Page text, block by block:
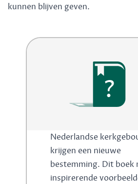
kunnen blijven geven.
?
Nederlandse
krijgen een nieuwe
bestemming. Dit boek
inspirerende